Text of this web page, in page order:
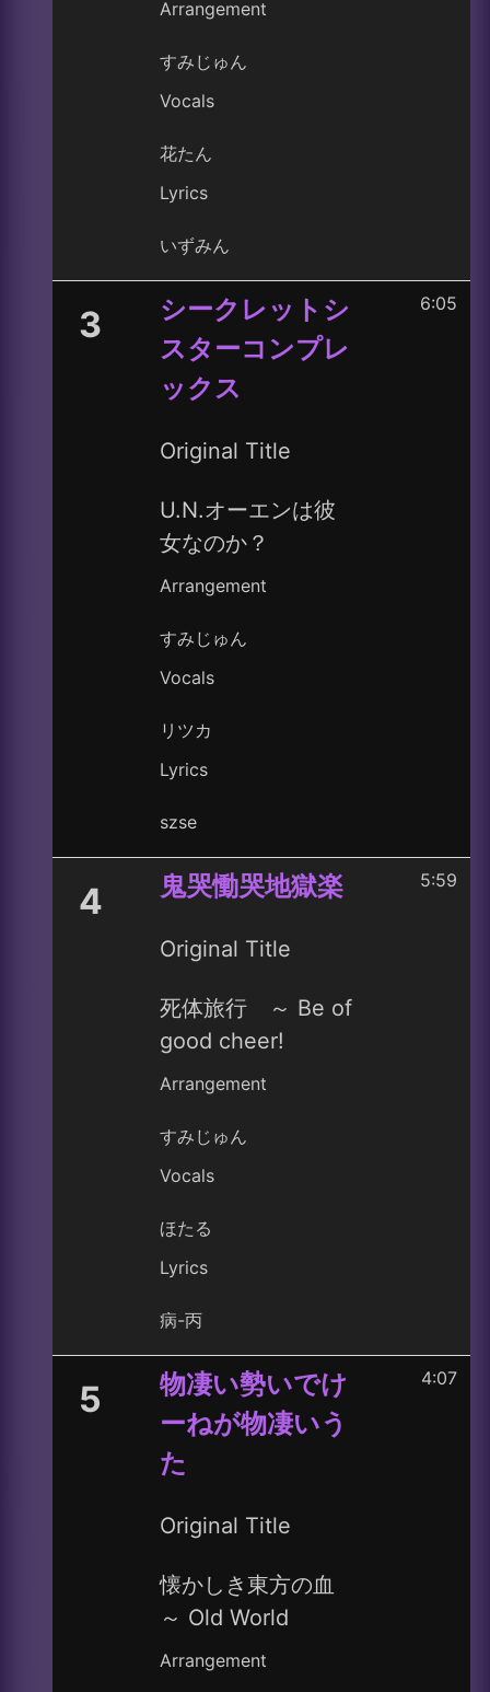
Arrangement
すみじゅん
Vocals
花たん
Lyrics
いずみん
3
シークレットシ
スターコンプレ
ックス
Original Title
U.N.オーエンは彼
女なのか？
Arrangement
すみじゅん
Vocals
リツカ
Lyrics
szse
6:05
4 鬼哭慟哭地獄楽
Original Title
死体旅行 ～ Be of
good cheer!
Arrangement
すみじゅん
Vocals
ほたる
Lyrics
病-丙
5:59
5
物凄い勢いでけ
ーねが物凄いう
た
Original Title
懐かしき東方の血
～ Old World
Arrangement
4:07